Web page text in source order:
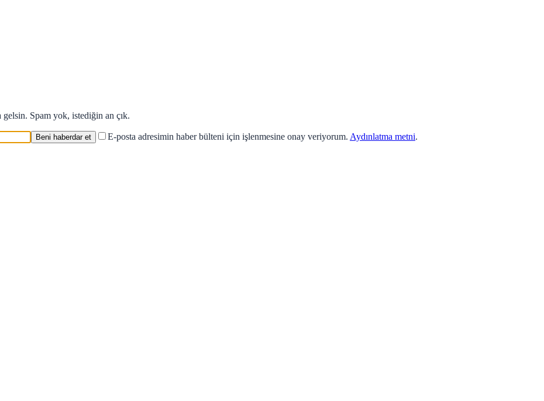
gelsin. Spam yok, istediğin an çık.
Beni haberdar et E-posta adresimin haber bülteni için işlenmesine onay veriyorum. Aydınlatma metni.